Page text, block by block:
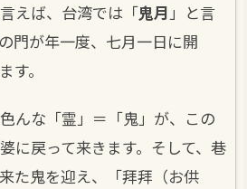
えば、台湾では「鬼月」と言
門が年一度、七月一日に開
す。
んな「霊」＝「鬼」が、この
に戻って来きます。そして、巷
た鬼を迎え、「拜拜（お供